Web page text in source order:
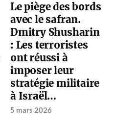
Le piège des bords
avec le safran.
Dmitry Shusharin
: Les terroristes
ont réussi à
imposer leur
stratégie militaire
à Israël…
5 mars 2026